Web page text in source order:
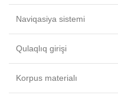
Naviqasiya sistemi
Qulaqlıq girişi
Korpus materialı